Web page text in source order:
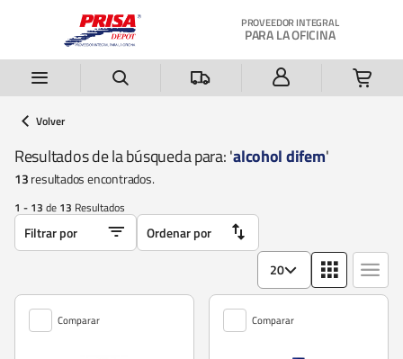
PROVEEDOR INTEGRAL
PARA LA OFICINA
Volver
Resultados de la búsqueda para: 'alcohol difem'
13resultados encontrados.
1 - 13 de 13 Resultados
20
Comparar Comparar